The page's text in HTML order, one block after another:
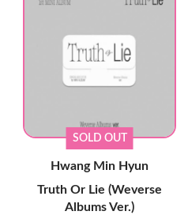
SOLD OUT
Hwang Min Hyun
Truth Or Lie (Weverse
Albums Ver.)